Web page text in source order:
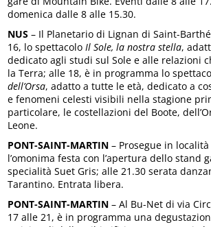
domenica dalle 8 alle 15.30.
NUS – Il Planetario di Lignan di Saint-
16, lo spettacolo Il Sole, la nostra stella,
dedicato agli studi sul Sole e alle relazioni
la Terra; alle 18, è in programma lo
dell’Orsa, adatto a tutte le età, dedicato a
e fenomeni celesti visibili nella stagione
particolare, le costellazioni del Boote,
Leone.
PONT-SAINT-MARTIN – Prosegue in
l’omonima festa con l’apertura dello stand
specialità Suet Gris; alle 21.30 serata
Tarantino. Entrata libera.
PONT-SAINT-MARTIN – Al Bu-Net di via
17 alle 21, è in programma una